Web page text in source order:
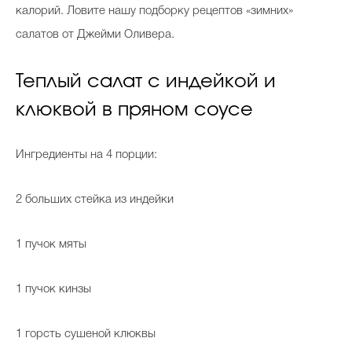
калорий. Ловите нашу подборку рецептов «зимних»
салатов от Джейми Оливера.
Теплый салат с индейкой и
клюквой в пряном соусе
Ингредиенты на 4 порции:
2 больших стейка из индейки
1 пучок мяты
1 пучок кинзы
1 горсть сушеной клюквы